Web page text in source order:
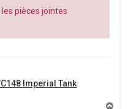
pièces jointes
Imperial Tank